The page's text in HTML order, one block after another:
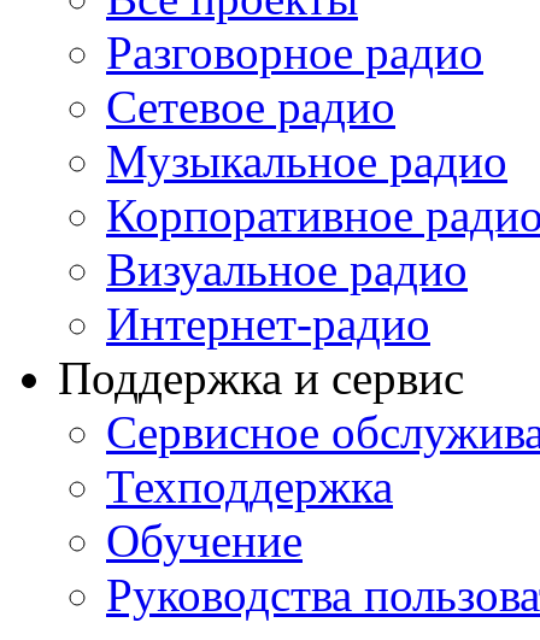
Разговорное радио
Сетевое радио
Музыкальное радио
Корпоративное
Визуальное радио
Интернет-радио
Поддержка и сервис
Сервисное
Техподдержка
Обучение
Руководства